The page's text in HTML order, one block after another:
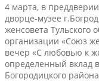
4 марта, в
дворце-музее
женсовета Тульского
организации «Союз
вечер «С любовью к
определенный вклад
Богородицкого